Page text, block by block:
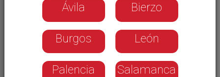
Ávila Bierzo
Burgos León
Palencia Salamanca